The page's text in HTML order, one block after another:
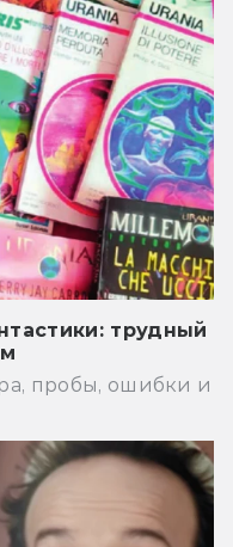
трудный
пробы, ошибки и